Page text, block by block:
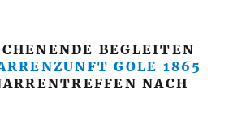
BEGLEITEN
GOLE 1865
NACH